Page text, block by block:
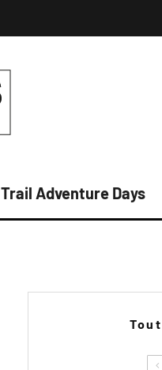
Trail Adventure Days